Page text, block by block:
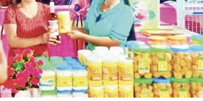
MÉGASTORIE
INFOGRAPHIE
PHOTO